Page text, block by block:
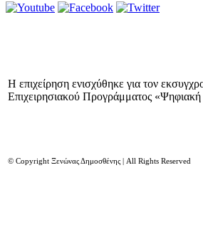
Η επιχείρηση ενισχύθηκε για τον
Επιχειρησιακού Προγράμματος
© Copyright Ξενώνας Δημοσθένης | All Rights Reserved